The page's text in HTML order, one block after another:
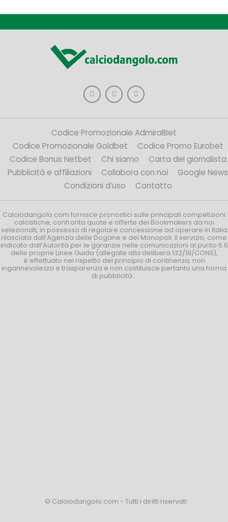
Codice Promozionale AdmiralBet
Codice Promozionale Goldbet
Codice Promo Eurobet
Codice Bonus Netbet
Chi siamo
Carta del giornalista
Pubblicità e affiliazioni
Collabora con noi
Google News
Condizioni d’uso
Contatto
Calciodangolo.com fornisce pronostici sulle principali competizioni
calcistiche, confronta quote e offerte dei Bookmakers da noi
selezionati, in possesso di regolare concessione ad operare in Italia
rilasciata dall’Agenzia delle Dogane e dei Monopoli. Il servizio, come
indicato dall’Autorità per le garanzie nelle comunicazioni al punto 5.6
delle proprie Linee Guida (allegate alla delibera 132/19/CONS),
è effettuato nel rispetto del principio di continenza, non
ingannevolezza e trasparenza e non costituisce pertanto una forma
di pubblicità.
© Calciodangolo.com - Tutti i diritti riservati